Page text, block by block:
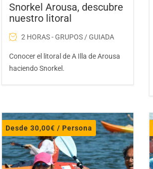
Snorkel Arousa, descubre
nuestro litoral
2 HORAS - GRUPOS / GUIADA
Conocer el litoral de A Illa de Arousa
haciendo Snorkel.
Desde 30,00€ / Persona